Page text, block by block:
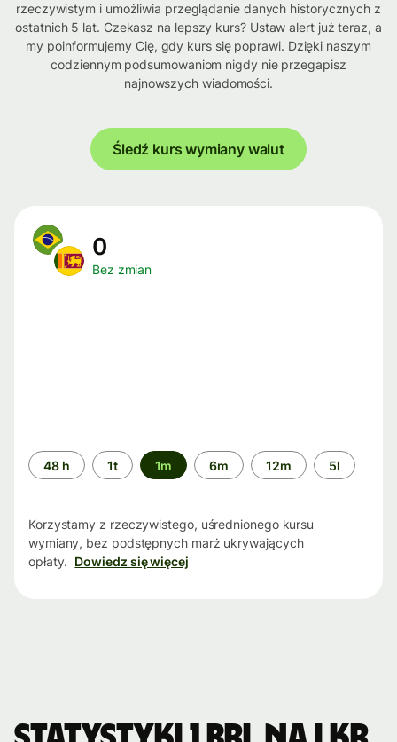
rzeczywistym i umożliwia przeglądanie danych historycznych z
ostatnich 5 lat. Czekasz na lepszy kurs? Ustaw alert już teraz, a
my poinformujemy Cię, gdy kurs się poprawi. Dzięki naszym
codziennym podsumowaniom nigdy nie przegapisz
najnowszych wiadomości.
Śledź kurs wymiany walut
0
Bez zmian
Przedział
czasu
48 h 1t 1m 6m 12m 5l
Korzystamy z rzeczywistego, uśrednionego kursu
wymiany, bez podstępnych marż ukrywających
opłaty. Dowiedz się więcej